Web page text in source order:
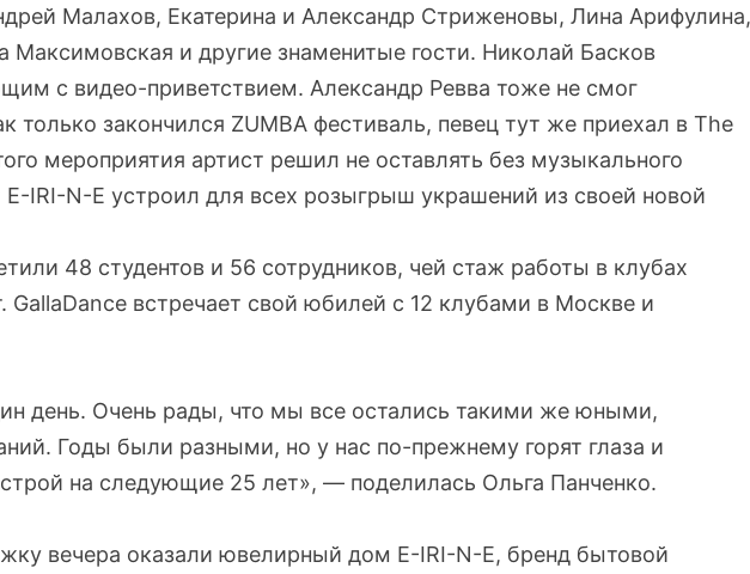
Малахов, Екатерина и Александр Стриженовы, Лина Арифулина,
Максимовская и другие знаменитые гости. Николай Басков
с видео-приветствием. Александр Ревва тоже не смог
только закончился ZUMBA фестиваль, певец тут же приехал в The
мероприятия артист решил не оставлять без музыкального
IRI-N-E устроил для всех розыгрыш украшений из своей новой
48 студентов и 56 сотрудников, чей стаж работы в клубах
GallaDance встречает свой юбилей с 12 клубами в Москве и
день. Очень рады, что мы все остались такими же юными,
Годы были разными, но у нас по-прежнему горят глаза и
на следующие 25 лет», — поделилась Ольга Панченко.
вечера оказали ювелирный дом E-IRI-N-E, бренд бытовой